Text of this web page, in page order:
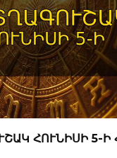
ՀՈՒՆԻՍԻ 5-Ի